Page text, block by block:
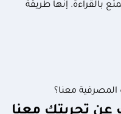
بالقراءة. إنها طريقة
معنا؟